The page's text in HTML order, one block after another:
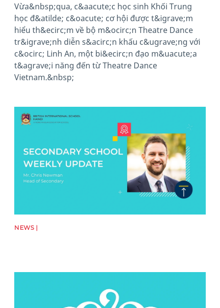
Vừa&nbsp;qua, c&aacute;c học sinh Khối Trung
học đ&atilde; c&oacute; cơ hội được t&igrave;m
hiểu th&ecirc;m về bộ m&ocirc;n Theatre Dance
tr&igrave;nh diễn s&acirc;n khấu c&ugrave;ng với
c&ocirc; Linh An, một bi&ecirc;n đạo m&uacute;a
t&agrave;i năng đến từ Theatre Dance
Vietnam.&nbsp;
News image
NEWS |